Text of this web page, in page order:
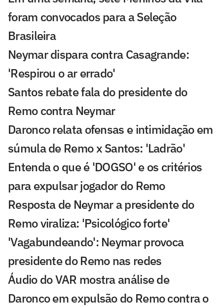
foram convocados para a Seleção
Brasileira
Neymar dispara contra Casagrande:
'Respirou o ar errado'
Santos rebate fala do presidente do
Remo contra Neymar
Daronco relata ofensas e intimidação em
súmula de Remo x Santos: 'Ladrão'
Entenda o que é 'DOGSO' e os critérios
para expulsar jogador do Remo
Resposta de Neymar a presidente do
Remo viraliza: 'Psicológico forte'
'Vagabundeando': Neymar provoca
presidente do Remo nas redes
Áudio do VAR mostra análise de
Daronco em expulsão do Remo contra o